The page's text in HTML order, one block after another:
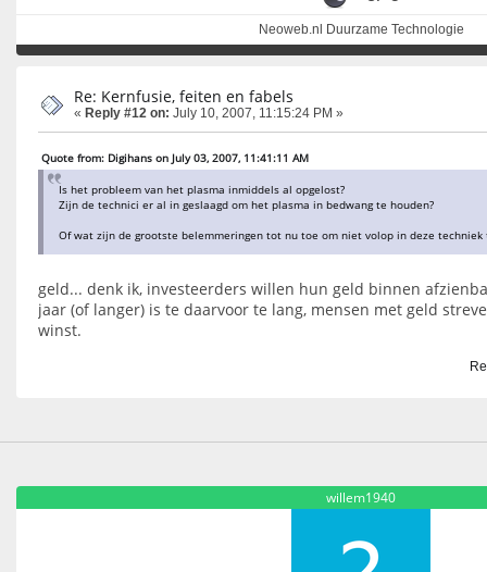
Neoweb.nl Duurzame Technologie
Re: Kernfusie, feiten en fabels
« Reply #12 on: July 10, 2007, 11:15:24 PM »
Quote from: Digihans on July 03, 2007, 11:41:11 AM
Is het probleem van het plasma inmiddels al opgelost?
Zijn de technici er al in geslaagd om het plasma in bedwang te houden?
Of wat zijn de grootste belemmeringen tot nu toe om niet volop in deze techniek
geld... denk ik, investeerders willen hun geld binnen
jaar (of langer) is te daarvoor te lang, mensen met geld
winst.
willem1940